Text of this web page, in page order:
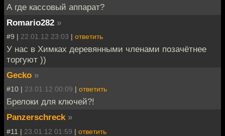
А где кассовый аппарат?
Romario282 »
#9 | 22.01.12 23:03 | ответить
У нас в Химках деревянными членами позачётнее
торгуют ))
Gecko »
#10 | 23.01.12 00:09 | ответить
Брелоки для ключей?!
Panzerschreck »
#11 | 23.01.12 01:59 | ответить